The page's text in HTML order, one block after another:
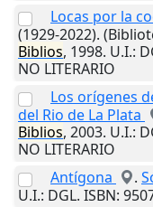
Locas por la
(1929-2022).
Biblios, 1998. U.I.:
NO LITERARIO
Los orígenes
del Rio de La Plata
Biblios, 2003. U.I.:
NO LITERARIO
Antígona
.
U.I.: DGL. ISBN: